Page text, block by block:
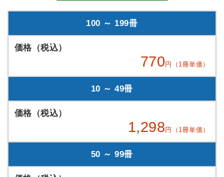
100 ～ 199冊
770 円（1冊単価）
10 ～ 49冊
1,298 円（1冊単価）
50 ～ 99冊